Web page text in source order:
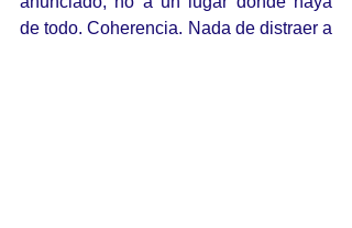
de todo. Coherencia. Nada de distraer a